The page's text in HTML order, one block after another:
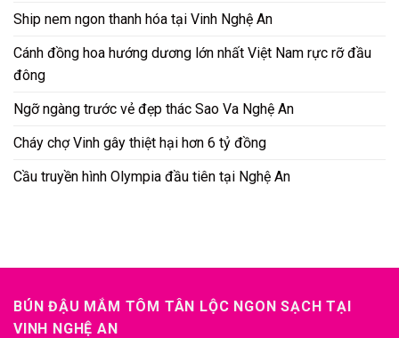
Ship nem ngon thanh hóa tại Vinh Nghệ An
Cánh đồng hoa hướng dương lớn nhất Việt Nam rực rỡ đầu
đông
Ngỡ ngàng trước vẻ đẹp thác Sao Va Nghệ An
Cháy chợ Vinh gây thiệt hại hơn 6 tỷ đồng
Cầu truyền hình Olympia đầu tiên tại Nghệ An
BÚN ĐẬU MẮM TÔM TÂN LỘC NGON SẠCH TẠI
VINH NGHỆ AN